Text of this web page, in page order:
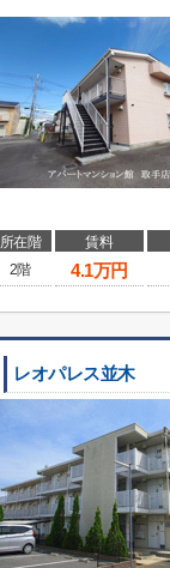
所在階 賃料
2階
4.1万円
レオパレス並木